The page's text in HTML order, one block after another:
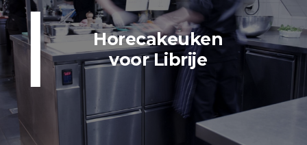
Horecakeuken
voor Librije